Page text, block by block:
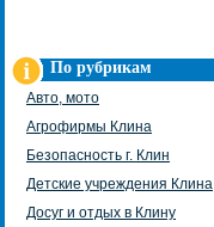
По рубрикам
Авто, мото
Агрофирмы Клина
Безопасность г. Клин
Детские учреждения Клина
Досуг и отдых в Клину